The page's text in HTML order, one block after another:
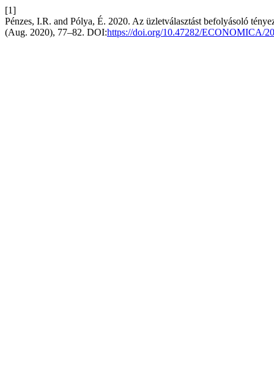
[1]
Pénzes, I.R. and Pólya, É. 2020. Az üzletválasztást befolyásoló
(Aug. 2020), 77–82. DOI:https://doi.org/10.47282/ECONOMICA/